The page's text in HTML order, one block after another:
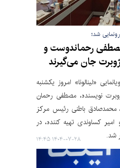
رونمایی شد؛
رحماندوست و
جان می‌گیرند
«لینالونا» امروز یکشنبه
نویسنده، مصطفی رحمان
باطنی رئیس مرکز
کساوندی تهیه کننده، در
شد.
۱۴۰۴-۰۷-۲۸ ۱۴:۴۵